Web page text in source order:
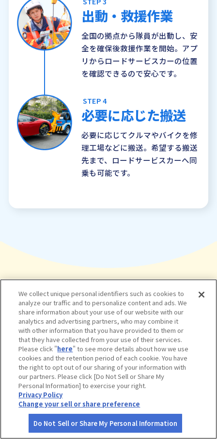
出動・救援作業
全国の拠点から隊員が出動し、安
全を確保後救援作業を開始。アプ
リからロードサービスカーの位置
を確認できるので安心です。
STEP 4
必要に応じた搬送
必要に応じてクルマやバイクを修
理工場などに搬送。希望する搬送
先まで、ロードサービスカーへ同
乗も可能です。
疑問を解決！
よくある質問
インターネットから入会手続きを
した後、いつからサービスを受け
られますか？
We collect unique personal identifiers such as cookies to
analyze our traffic and to personalize content and ads. We
share information about your use of our website with our
analytics and advertising partners, who may combine it
with other information that you have provided to them or
that they have collected from your use of their services.
Please click "here" to see more details about how we use
cookies and the retention period of each cookie. You have
the right to opt out of our sharing of your information with
our partners. Please click [Do Not Sell or Share My
Personal Information] to exercise your right.
Privacy Policy
Change your sell or share preference
Do Not Sell or Share My Personal Information